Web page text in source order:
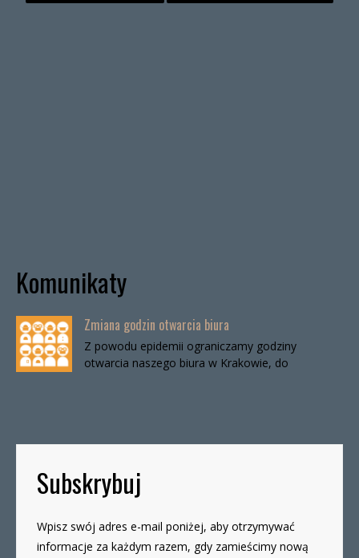
Komunikaty
Zmiana godzin otwarcia biura
Z powodu epidemii ograniczamy godziny
otwarcia naszego biura w Krakowie, do
Subskrybuj
Wpisz swój adres e-mail poniżej, aby otrzymywać
informacje za każdym razem, gdy zamieścimy nową